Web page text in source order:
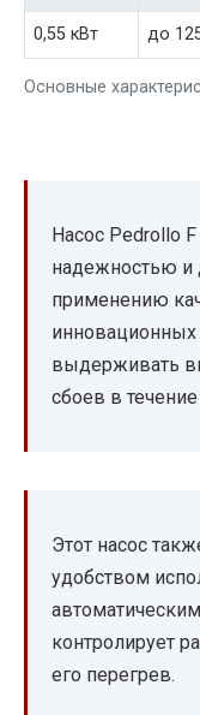
Основные
0,55 кВт до
Насос Pedrollo
надежностью и
применению
инновационных
выдерживать
сбоев в
Этот насос
удобством
контролирует
его перегрев.